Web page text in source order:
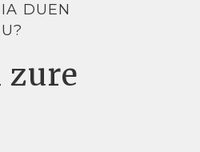
DUEN
zure